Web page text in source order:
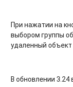
При нажатии на
выбором группы
удаленный объект
В обновлении